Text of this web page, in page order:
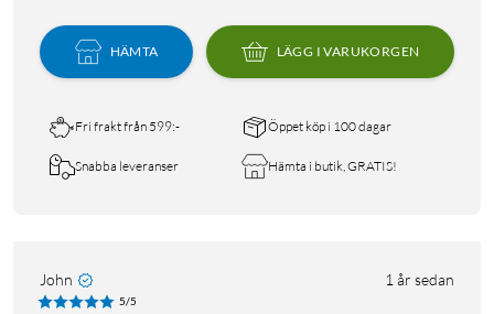
HÄMTA LÄGG I VARUKORGEN
Fri frakt från 599:- Öppet köp i 100 dagar
Snabba leveranser Hämta i butik, GRATIS!
John 1 år sedan
5/5